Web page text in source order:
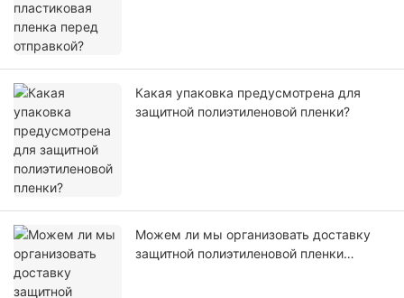
Какая упаковка предусмотрена для
защитной полиэтиленовой пленки?
Можем ли мы организовать доставку
защитной полиэтиленовой пленки